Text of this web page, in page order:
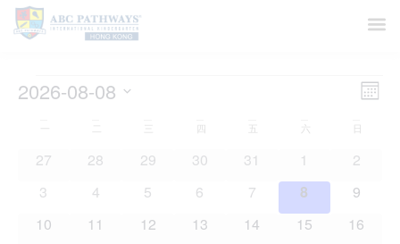
Month
2026-08-08
of
Events
四 五 六 日
0 events
27 0 events
28 0 events
29 0 events
30 0 events
31 0 events
1 0
2
0 events
3 0 events
4 0 events
5 0 events
6 0 events
7 0 events
8 0
9
0 events
10 0 events
11 0 events
12 0 events
13 0 events
14 0 events
15 0
16